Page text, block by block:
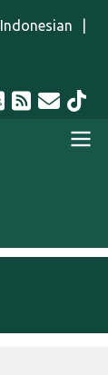
Indonesian